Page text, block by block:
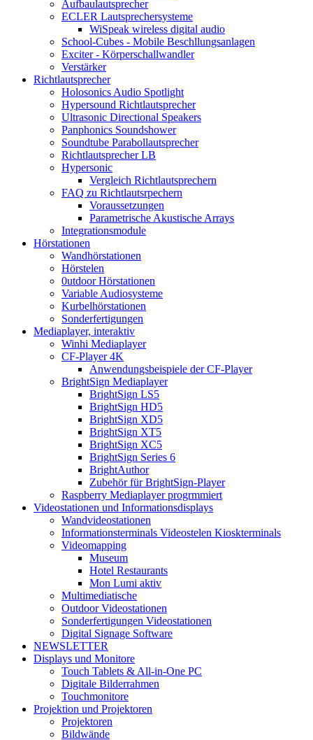
Aufbaulautsprecher
ECLER Lautsprechersysteme
WiSpeak wireless digital audio
School-Cubes - Mobile Beschllungsanlagen
Exciter - Körperschallwandler
Verstärker
Richtlautsprecher
Holosonics Audio Spotlight
Hypersound Richtlautsprecher
Ultrasonic Directional Speakers
Panphonics Soundshower
Soundtube Parabollautsprecher
Richtlautsprecher LB
Hypersonic
Vergleich Richtlautsprechern
FAQ zu Richtlautsrpechern
Voraussetzungen
Parametrische Akustische Arrays
Integrationsmodule
Hörstationen
Wandhörstationen
Hörstelen
0utdoor Hörstationen
Variable Audiosysteme
Kurbelhörstationen
Sonderfertigungen
Mediaplayer, interaktiv
Winhi Mediaplayer
CF-Player 4K
Anwendungsbeispiele der CF-Player
BrightSign Mediaplayer
BrightSign LS5
BrightSign HD5
BrightSign XD5
BrightSign XT5
BrightSign XC5
BrightSign Series 6
BrightAuthor
Zubehör für BrightSign-Player
Raspberry Mediaplayer progrmmiert
Videostationen und Informationsdisplays
Wandvideostationen
Informationsterminals Videostelen Kioskterminals
Videomapping
Museum
Hotel Restaurants
Mon Lumi aktiv
Multimediatische
Outdoor Videostationen
Sonderfertigungen Videostationen
Digital Signage Software
NEWSLETTER
Displays und Monitore
Touch Tablets & All-in-One PC
Digitale Bilderrahmen
Touchmonitore
Projektion und Projektoren
Projektoren
Bildwände